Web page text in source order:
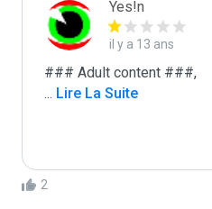
Yes!n
il y a 13 ans
... Lire La Suite
2